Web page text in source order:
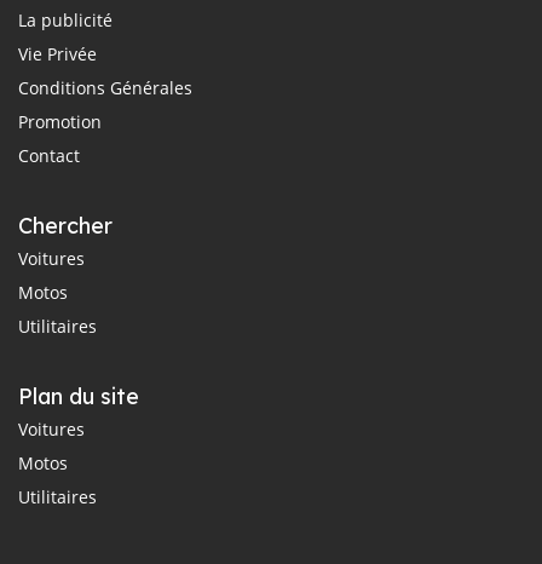
La publicité
Vie Privée
Conditions Générales
Promotion
Contact
Chercher
Voitures
Motos
Utilitaires
Plan du site
Voitures
Motos
Utilitaires